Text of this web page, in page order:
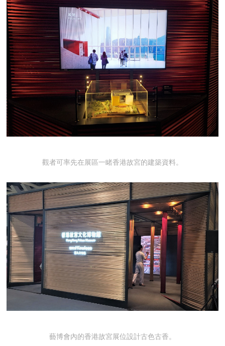
觀者可率先在展區一睹香港故宮的建築資料。
藝博會內的香港故宮展位設計古色古香。